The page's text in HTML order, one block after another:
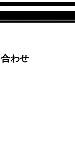
わせ